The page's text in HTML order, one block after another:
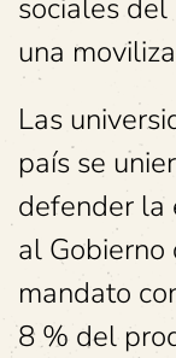
sociales del
una
Las
país se
defender la
al
mandato
8 % del